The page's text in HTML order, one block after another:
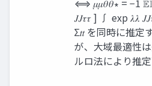
𝐽𝐽𝜏𝜏 ] ∫ exp 𝜆𝜆
Σ𝑡𝑡 を同時に推定
が、大域最適性
ルロ法により推